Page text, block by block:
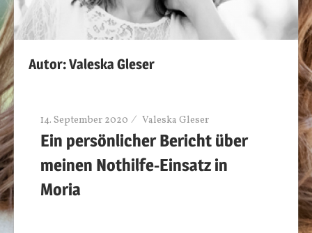
Autor:Valeska Gleser
14. September 2020 Valeska Gleser
Ein persönlicher Bericht über
meinen Nothilfe-Einsatz in
Moria